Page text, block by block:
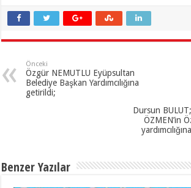
Önceki
Özgür NEMUTLU Eyüpsultan
Belediye Başkan Yardımcılığına
getirildi;
Dursun
ÖZMEN’in
Benzer Yazılar